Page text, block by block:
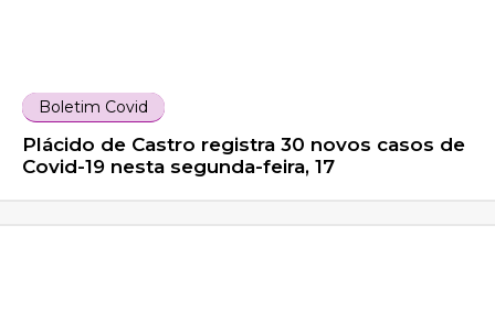
Boletim Covid
Plácido de Castro registra 30 novos casos de
Covid-19 nesta segunda-feira, 17